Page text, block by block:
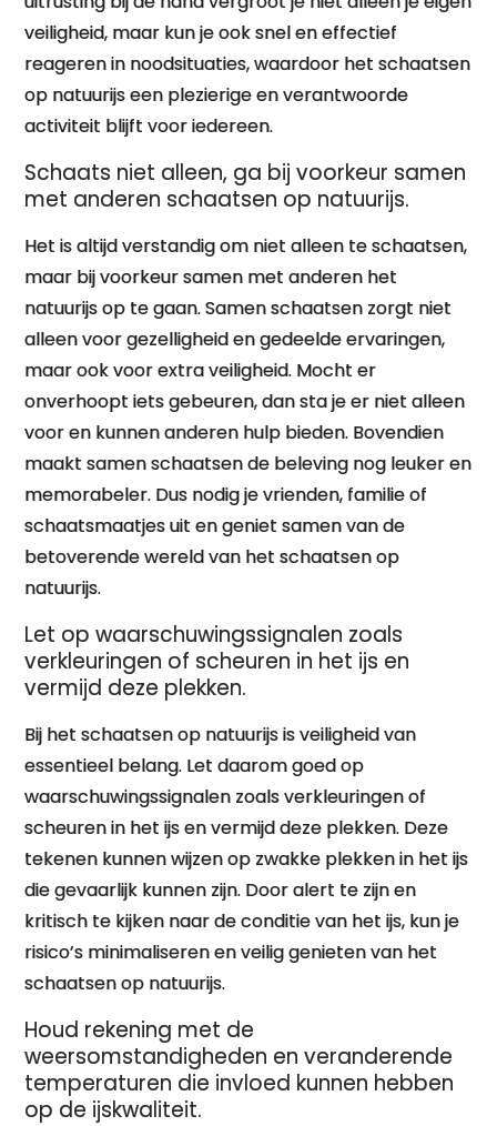
veiligheid, maar kun je ook snel en effectief
reageren in noodsituaties, waardoor het schaatsen
op natuurijs een plezierige en verantwoorde
activiteit blijft voor iedereen.
Schaats niet alleen, ga bij voorkeur samen
met anderen schaatsen op natuurijs.
Het is altijd verstandig om niet alleen te schaatsen,
maar bij voorkeur samen met anderen het
natuurijs op te gaan. Samen schaatsen zorgt niet
alleen voor gezelligheid en gedeelde ervaringen,
maar ook voor extra veiligheid. Mocht er
onverhoopt iets gebeuren, dan sta je er niet alleen
voor en kunnen anderen hulp bieden. Bovendien
maakt samen schaatsen de beleving nog leuker en
memorabeler. Dus nodig je vrienden, familie of
schaatsmaatjes uit en geniet samen van de
betoverende wereld van het schaatsen op
natuurijs.
Let op waarschuwingssignalen zoals
verkleuringen of scheuren in het ijs en
vermijd deze plekken.
Bij het schaatsen op natuurijs is veiligheid van
essentieel belang. Let daarom goed op
waarschuwingssignalen zoals verkleuringen of
scheuren in het ijs en vermijd deze plekken. Deze
tekenen kunnen wijzen op zwakke plekken in het ijs
die gevaarlijk kunnen zijn. Door alert te zijn en
kritisch te kijken naar de conditie van het ijs, kun je
risico’s minimaliseren en veilig genieten van het
schaatsen op natuurijs.
Houd rekening met de
weersomstandigheden en veranderende
temperaturen die invloed kunnen hebben
op de ijskwaliteit.